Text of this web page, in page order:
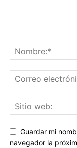
Guardar mi
navegador la